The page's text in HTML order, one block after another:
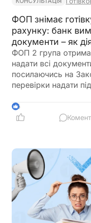
ФОП знімає
рахунку: банк
документи – як
ФОП 2 група
надати всі
посилаючись на
перевірки надати
готівкових коштів
періодично
банку?
6